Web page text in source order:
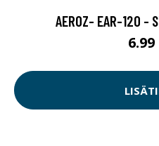
AEROZ- EAR-120 -
6.99